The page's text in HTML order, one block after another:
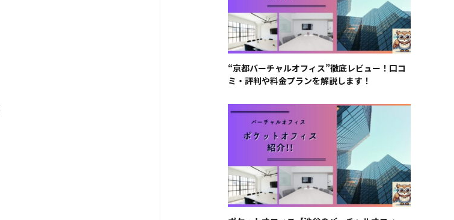
“京都バーチャルオフィス”徹底レビュー！口コ
ミ・評判や料金プランを解説します！